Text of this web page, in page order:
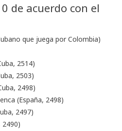
de acuerdo con el
que juega por Colombia)
2514)
2503)
2498)
(España, 2498)
2497)
2490)